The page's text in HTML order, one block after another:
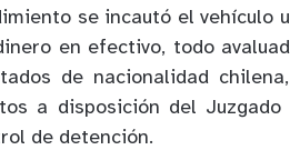
se incautó el vehículo
en efectivo, todo
de nacionalidad
a disposición del
de detención.